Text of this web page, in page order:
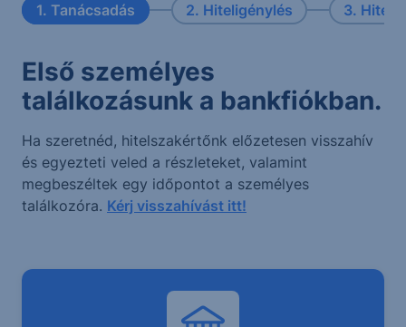
1. Tanácsadás 2. Hiteligénylés 3.
Első személyes
találkozásunk a bankfiókban.
Ha szeretnéd, hitelszakértőnk előzetesen visszahív
és egyezteti veled a részleteket, valamint
megbeszéltek egy időpontot a személyes
találkozóra. Kérj visszahívást itt!